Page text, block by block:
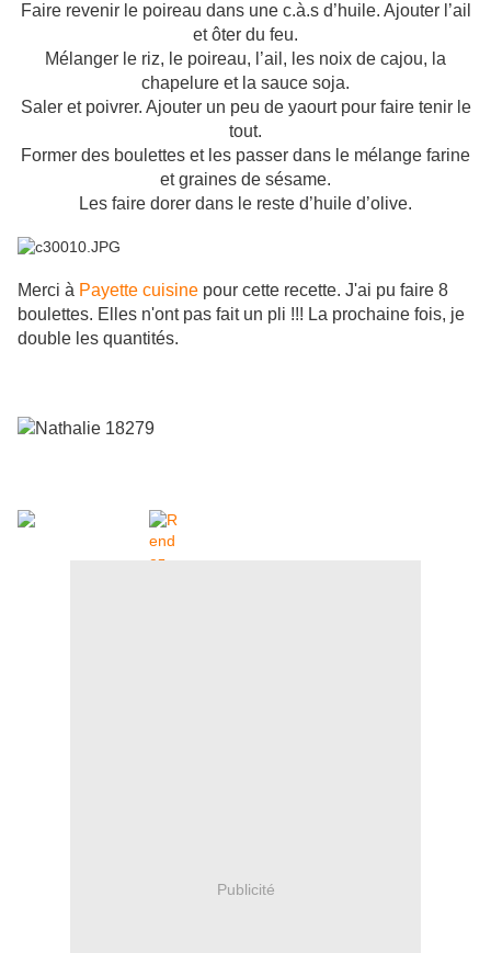
Faire revenir le poireau dans une c.à.s d’huile. Ajouter l’ail
et ôter du feu.
Mélanger le riz, le poireau, l’ail, les noix de cajou, la
chapelure et la sauce soja.
Saler et poivrer. Ajouter un peu de yaourt pour faire tenir le
tout.
Former des boulettes et les passer dans le mélange farine
et graines de sésame.
Les faire dorer dans le reste d’huile d’olive.
Merci à Payette cuisine pour cette recette. J'ai pu faire 8
boulettes. Elles n'ont pas fait un pli !!! La prochaine fois, je
double les quantités.
Publicité